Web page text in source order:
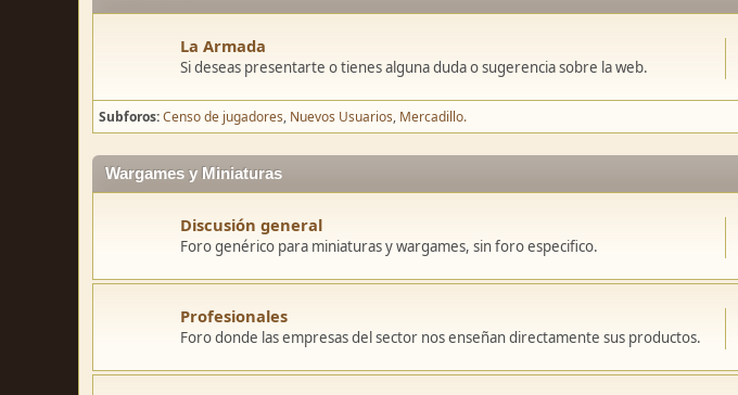
La Armada
Si deseas presentarte o tienes alguna duda o sugerencia sobre la web.
Subforos Censo de jugadores Nuevos Usuarios Mercadillo.
Wargames y Miniaturas
Discusión general
Foro genérico para miniaturas y wargames, sin foro especifico.
Profesionales
Foro donde las empresas del sector nos enseñan directamente sus productos.